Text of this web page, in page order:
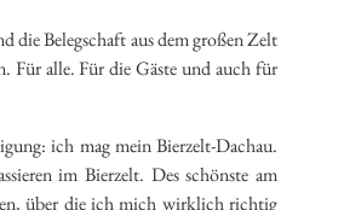
die Belegschaft aus dem großen Zelt
Für alle. Für die Gäste und auch für
ich mag mein Bierzelt-Dachau.
im Bierzelt. Des schönste am
über die ich mich wirklich richtig